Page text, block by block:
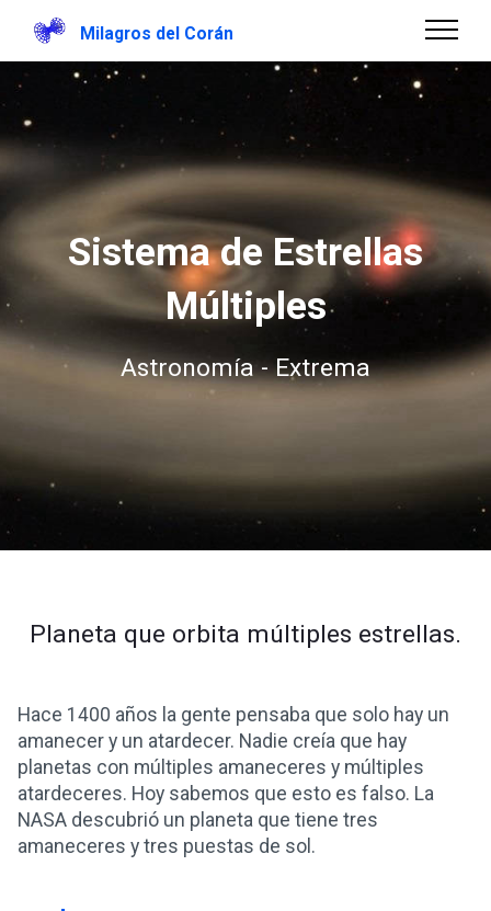
Milagros del Corán
Sistema de Estrellas
Múltiples
Astronomía - Extrema
Planeta que orbita múltiples estrellas.
Hace 1400 años la gente pensaba que solo hay un
amanecer y un atardecer. Nadie creía que hay
planetas con múltiples amaneceres y múltiples
atardeceres. Hoy sabemos que esto es falso. La
NASA descubrió un planeta que tiene tres
amaneceres y tres puestas de sol.